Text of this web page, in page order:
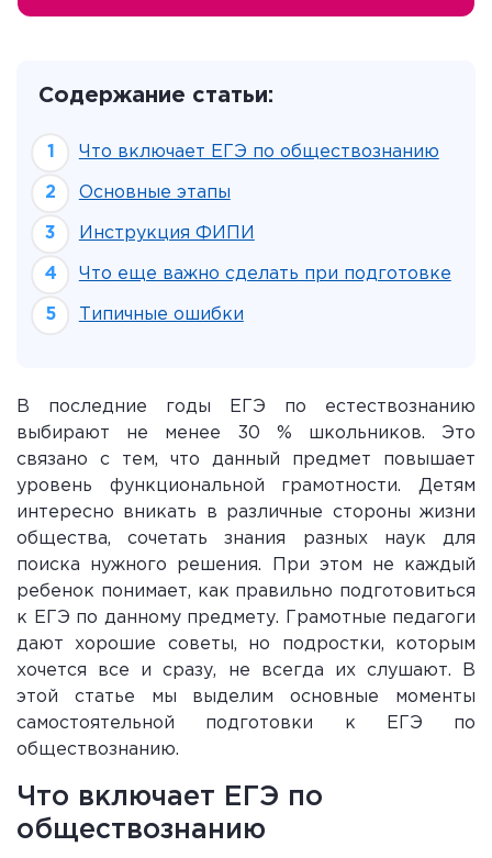
Содержание статьи:
Что включает ЕГЭ по обществознанию
Основные этапы
Инструкция ФИПИ
Что еще важно сделать при подготовке
Типичные ошибки
В последние годы ЕГЭ по естествознанию
выбирают не менее 30 % школьников. Это
связано с тем, что данный предмет повышает
уровень функциональной грамотности. Детям
интересно вникать в различные стороны жизни
общества, сочетать знания разных наук для
поиска нужного решения. При этом не каждый
ребенок понимает, как правильно подготовиться
к ЕГЭ по данному предмету. Грамотные педагоги
дают хорошие советы, но подростки, которым
хочется все и сразу, не всегда их слушают. В
этой статье мы выделим основные моменты
самостоятельной подготовки к ЕГЭ по
обществознанию.
Что включает ЕГЭ по
обществознанию